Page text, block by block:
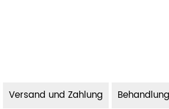
Versand und Zahlung